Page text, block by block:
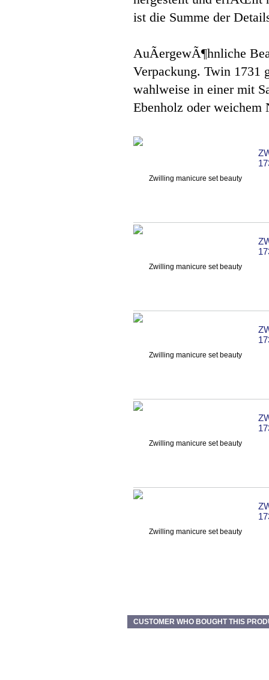
ist die Summe der
AuÃergewÃ¶hnliche
Verpackung. Twin 1731
wahlweise in einer mit
Ebenholz oder weichem
CUSTOMER WHO BOUGHT THIS